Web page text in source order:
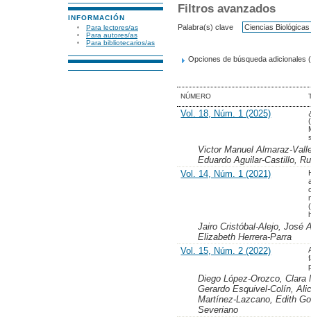
INFORMACIÓN
Para lectores/as
Para autores/as
Para bibliotecarios/as
Filtros avanzados
Palabra(s) clave
Opciones de búsqueda adicionales
NÚMERO
Vol. 18, Núm. 1 (2025)
Victor Manuel Almaraz-
Eduardo Aguilar-Castillo,
Vol. 14, Núm. 1 (2021)
Jairo Cristóbal-Alejo, José
Elizabeth Herrera-Parra
Vol. 15, Núm. 2 (2022)
Diego López-Orozco,
Gerardo Esquivel-Colín,
Martínez-Lazcano, Edith
Severiano